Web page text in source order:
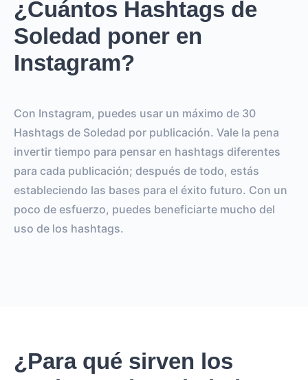
¿Cuántos Hashtags de
Soledad poner en
Instagram?
Con Instagram, puedes usar un máximo de 30
Hashtags de Soledad por publicación. Vale la pena
invertir tiempo para pensar en hashtags diferentes
para cada publicación; después de todo, estás
estableciendo las bases para el éxito futuro. Con un
poco de esfuerzo, puedes beneficiarte mucho del
uso de los hashtags.
¿Para qué sirven los